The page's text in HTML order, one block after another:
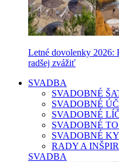
Letné dovolenky 2026:
radšej zvážiť
SVADBA
SVADOBNÉ
SVADOBNÉ
SVADOBNÉ
SVADOBNÉ
SVADOBNÉ
RADY A
SVADBA